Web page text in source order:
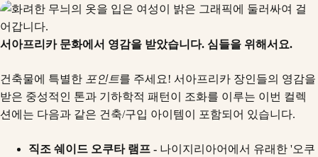
서아프리카 문화에서 영감을 받았습니다. 심들을 위해서요.
건축물에 특별한 포인트를 주세요! 서아프리카 장인들의 영감을
받은 중성적인 톤과 기하학적 패턴이 조화를 이루는 이번 컬렉
션에는 다음과 같은 건축/구입 아이템이 포함되어 있습니다.
직조 쉐이드 오쿠타 램프 - 나이지리아어에서 유래한 '오쿠